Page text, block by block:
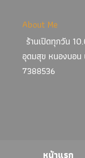
About Me
ร้านเปิดทุกวัน
อุดมสุข หนองบอน
7388536
หน้าแรก